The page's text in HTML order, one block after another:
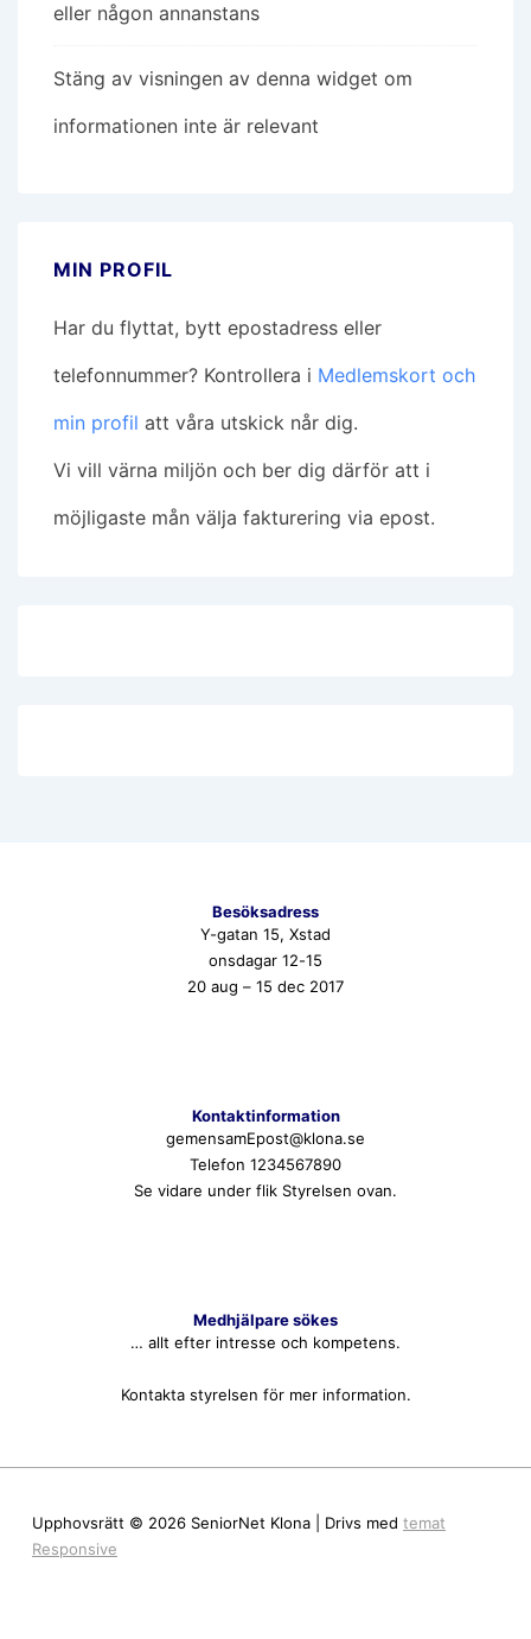
eller någon annanstans
Stäng av visningen av denna widget om
informationen inte är relevant
MIN PROFIL
Har du flyttat, bytt epostadress eller
telefonnummer? Kontrollera i Medlemskort och
min profil att våra utskick når dig.
Vi vill värna miljön och ber dig därför att i
möjligaste mån välja fakturering via epost.
Besöksadress
Y-gatan 15, Xstad
onsdagar 12-15
20 aug – 15 dec 2017
Kontaktinformation
gemensamEpost@klona.se
Telefon 1234567890
Se vidare under flik Styrelsen ovan.
Medhjälpare sökes
… allt efter intresse och kompetens.
Kontakta styrelsen för mer information.
Upphovsrätt © 2026 SeniorNet Klona | Drivs med temat
Responsive